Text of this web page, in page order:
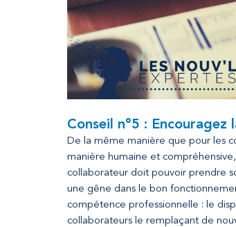
Conseil n°5 :
De la même manière que pour les
manière humaine et
collaborateur doit pouvoir prendre
une gêne dans le bon
compétence professionnelle : le
collaborateurs le remplaçant de